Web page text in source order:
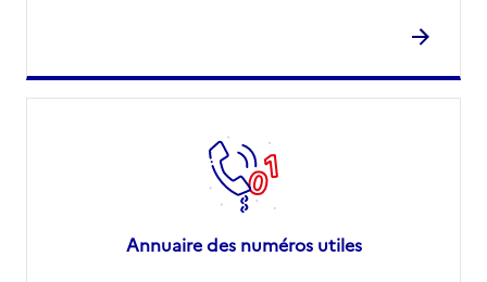
Annuaire des numéros utiles